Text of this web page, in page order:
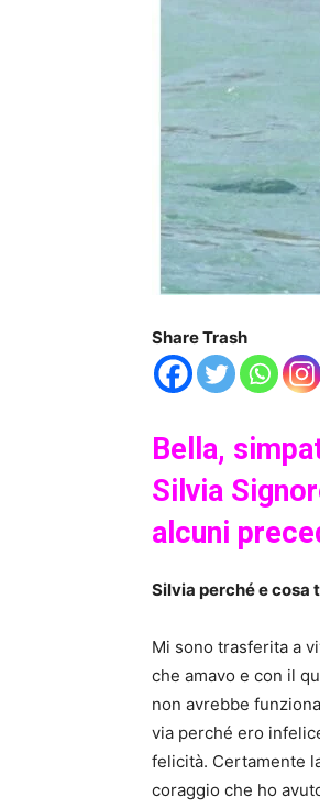
Share Trash
Bella,
Silvia
alcuni
Silvia perché e cosa
Mi sono trasferita a
che amavo e con il
non avrebbe
via perché ero
felicità. Certamente
coraggio che ho